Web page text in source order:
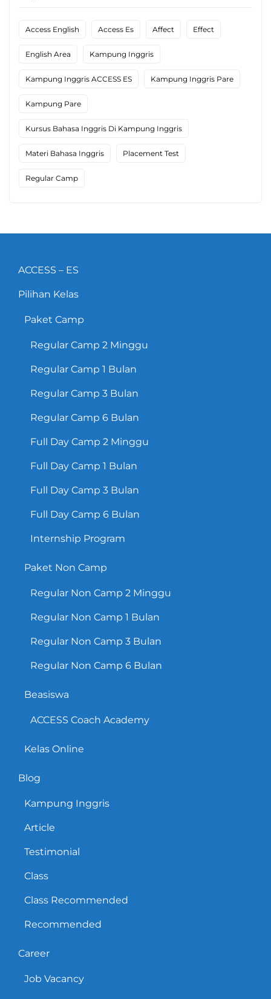
Access English Access Es Affect Effect
English Area Kampung Inggris
Kampung Inggris ACCESS ES Kampung Inggris Pare
Kampung Pare
Kursus Bahasa Inggris Di Kampung Inggris
Materi Bahasa Inggris Placement Test
Regular Camp
ACCESS – ES
Pilihan Kelas
Paket Camp
Regular Camp 2 Minggu
Regular Camp 1 Bulan
Regular Camp 3 Bulan
Regular Camp 6 Bulan
Full Day Camp 2 Minggu
Full Day Camp 1 Bulan
Full Day Camp 3 Bulan
Full Day Camp 6 Bulan
Internship Program
Paket Non Camp
Regular Non Camp 2 Minggu
Regular Non Camp 1 Bulan
Regular Non Camp 3 Bulan
Regular Non Camp 6 Bulan
Beasiswa
ACCESS Coach Academy
Kelas Online
Blog
Kampung Inggris
Article
Testimonial
Class
Class Recommended
Recommended
Career
Job Vacancy